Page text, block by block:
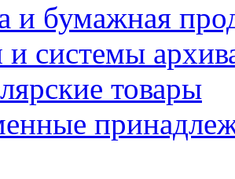
и бумажная
системы
товары